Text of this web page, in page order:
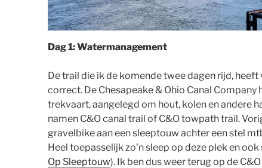
Dag 1: Watermanagement
De trail die ik de komende twee dagen rijd,
correct. De Chesapeake & Ohio Canal
trekvaart, aangelegd om hout, kolen en andere
namen C&O canal trail of C&O towpath trail.
gravelbike aan een sleeptouw achter een stel
Heel toepasselijk zo’n sleep op deze plek en
Op Sleeptouw). Ik ben dus weer terug op de